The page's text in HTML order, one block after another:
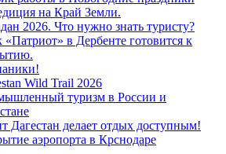
на Край Земли.
2026. Что нужно знать туристу?
«Патриот» в Дербенте готовится к
Wild Trail 2026
туризм в России и
Дагестан делает отдых доступным!
аэропорта в Крснодаре